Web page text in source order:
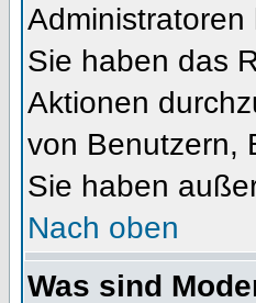
Sie haben das
Aktionen
von Benutzern,
Sie haben
Nach oben
Was sind